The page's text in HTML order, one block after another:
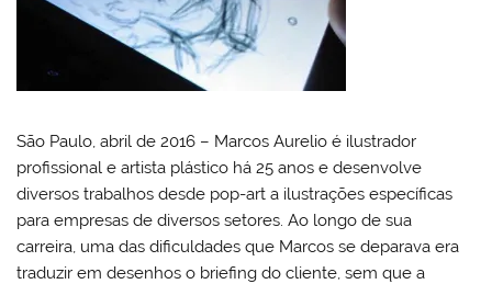
São Paulo, abril de 2016 – Marcos Aurelio é ilustrador
profissional e artista plástico há 25 anos e desenvolve
diversos trabalhos desde pop-art a ilustrações específicas
para empresas de diversos setores. Ao longo de sua
carreira, uma das dificuldades que Marcos se deparava era
traduzir em desenhos o briefing do cliente, sem que a